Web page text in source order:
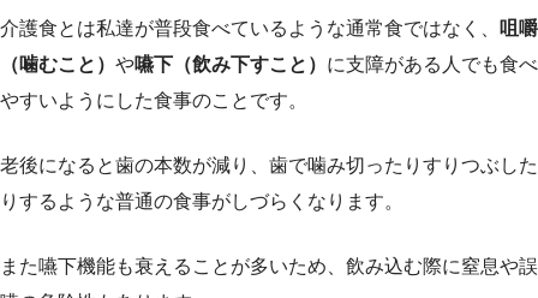
介護食とは私達が普段食べているような通常食ではなく、
咀嚼
（噛むこと） や嚥下（飲み下すこと） に支障がある人でも食べ
やすいようにした食事のことです。
老後になると歯の本数が減り、歯で噛み切ったりすりつぶした
りするような普通の食事がしづらくなります。
また嚥下機能も衰えることが多いため、飲み込む際に窒息や誤